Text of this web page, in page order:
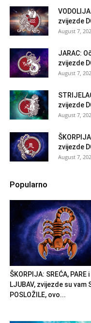
zvijezde
August 7,
JARAC:
zvijezde
August 7,
zvijezde
August 7,
zvijezde
August 7,
Popularno
ŠKORPIJA: SREĆA, PARE i
LJUBAV, zvijezde su vam
POSLOŽILE, ovo...